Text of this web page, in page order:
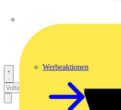
Werbeaktionen